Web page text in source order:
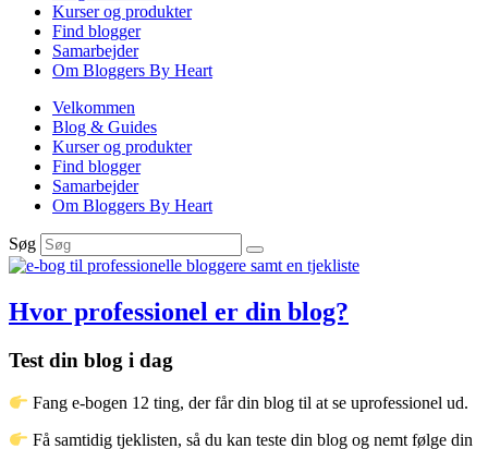
Kurser og produkter
Find blogger
Samarbejder
Om Bloggers By Heart
Velkommen
Blog & Guides
Kurser og produkter
Find blogger
Samarbejder
Om Bloggers By Heart
Søg
Hvor professionel er din blog?
Test din blog i dag
Fang e-bogen 12 ting, der får din blog til at se uprofessionel ud.
Få samtidig tjeklisten, så du kan teste din blog og nemt følge din